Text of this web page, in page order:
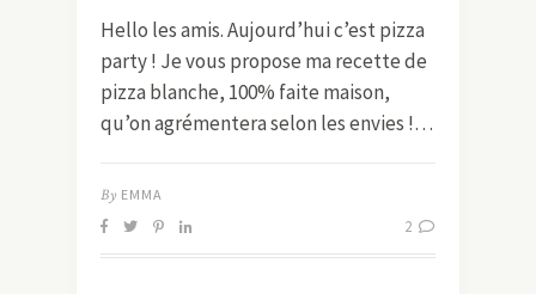
Hello les amis. Aujourd’hui c’est pizza
party ! Je vous propose ma recette de
pizza blanche, 100% faite maison,
qu’on agrémentera selon les envies !…
By EMMA
2